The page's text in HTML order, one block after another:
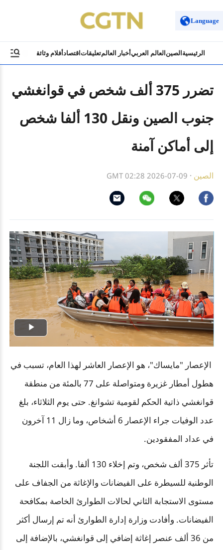
Language
الرئيسية الصين العالم العربيأخبار العالمتعليقات اقتصادأفلام وثائقية ثقافة
تضرر 375 ألف شخص في قوانغشي
جنوب الصين ونقل 130 ألفا شخص
إلى أماكن آمنة
الصين ·
GMT 02:28 2026-07-09
Play
الإعصار "مايساك"، هو الإعصار العاشر لهذا العام، تسبب في
هطول أمطار غزيرة ومتواصلة على 77 بالمئة من منطقة
قوانغشي ذاتية الحكم لقومية تشوانغ. حتى يوم الثلاثاء، بلغ
عدد الوفيات جراء الإعصار 6 أشخاص، وما زال 11 آخرون
في عداد المفقودين.
تأثر 375 ألف شخص، وتم إخلاء 130 ألفا. وأبقت اللجنة
الوطنية للسيطرة على الفيضانات والإغاثة من الجفاف على
مستوى الاستجابة الثاني لحالات الطوارئ الخاصة بمكافحة
الفيضانات. وأفادت وزارة إدارة الطوارئ أنه تم إرسال أكثر
من 36 ألف عنصر إغاثة إضافي إلى قوانغشي، بالإضافة إلى